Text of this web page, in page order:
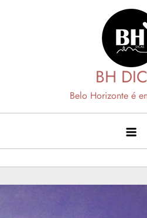
BH
Belo Horizonte é